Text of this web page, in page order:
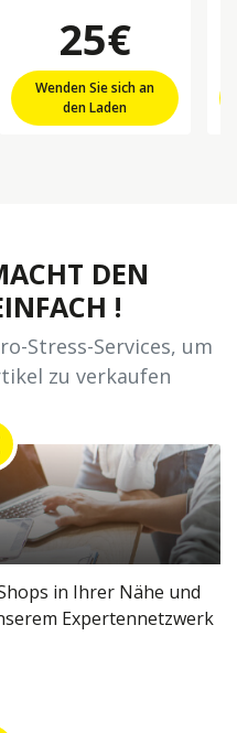
25€
Wenden Sie sich an
den Laden
DEN
!
Stress-Services, um
zu verkaufen
in Ihrer Nähe und
Expertennetzwerk